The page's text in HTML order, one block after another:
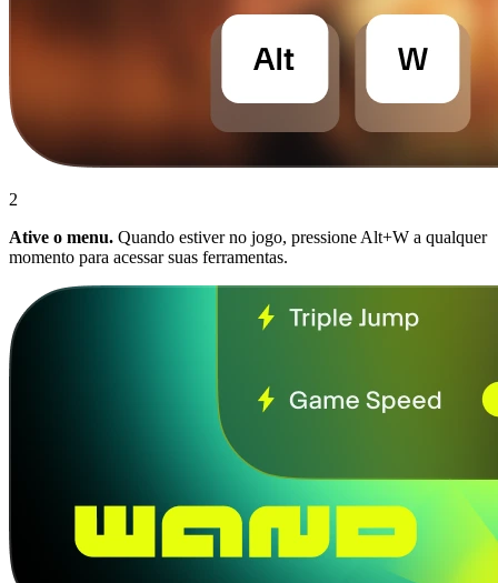
2
Ative o menu. Quando estiver no jogo, pressione Alt+W a qualquer
momento para acessar suas ferramentas.